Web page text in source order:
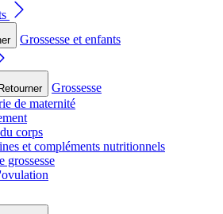
Grossesse et enfants
Retourner
Grossesse
de maternité
corps
et compléments nutritionnels
grossesse